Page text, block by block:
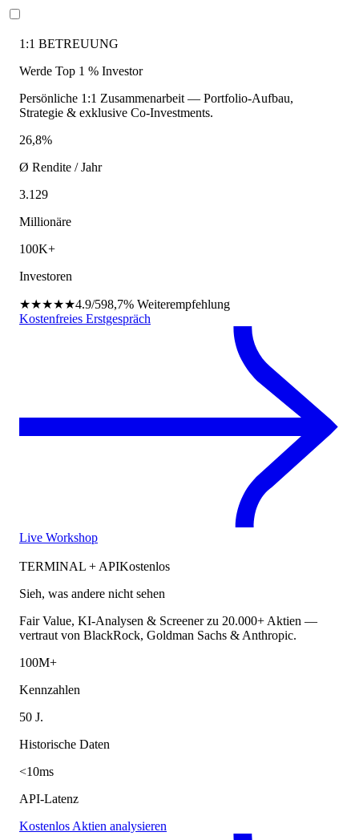
1:1 BETREUUNG
Werde Top 1 % Investor
Persönliche 1:1 Zusammenarbeit — Portfolio-Aufbau,
Strategie & exklusive Co-Investments.
26,8%
Ø Rendite / Jahr
3.129
Millionäre
100K+
Investoren
★★★★★4.9/598,7% Weiterempfehlung
Kostenfreies Erstgespräch
Live Workshop
TERMINAL + APIKostenlos
Sieh, was andere nicht sehen
Fair Value, KI-Analysen & Screener zu 20.000+ Aktien —
vertraut von BlackRock, Goldman Sachs & Anthropic.
100M+
Kennzahlen
50 J.
Historische Daten
<10ms
API-Latenz
Kostenlos Aktien analysieren